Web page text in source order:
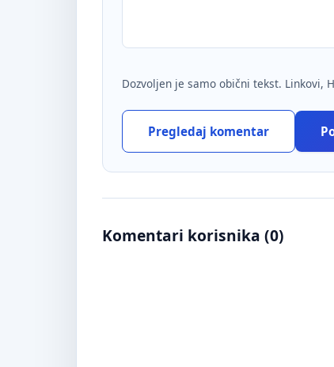
Dozvoljen je samo obični tekst. Linkovi,
Pregledaj komentar
Komentari korisnika (0)